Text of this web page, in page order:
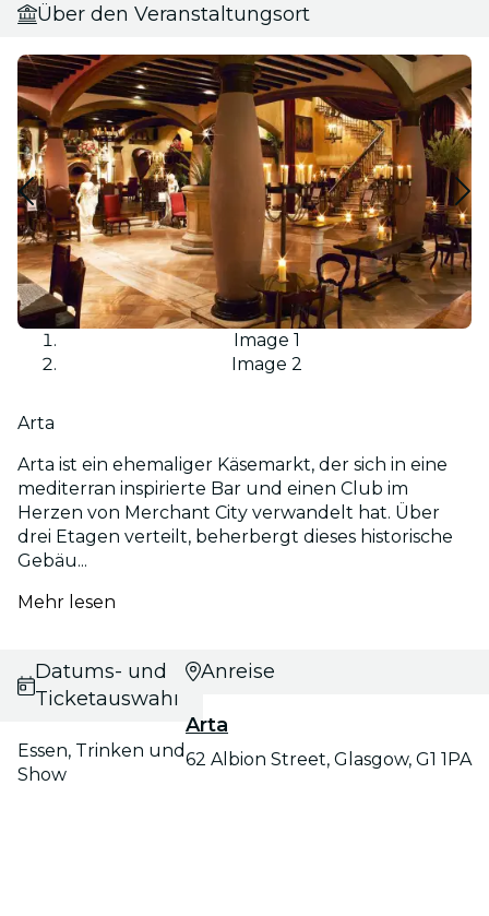
Über den Veranstaltungsort
Image 1
Image 2
Arta
Arta ist ein ehemaliger Käsemarkt, der sich in eine
mediterran inspirierte Bar und einen Club im
Herzen von Merchant City verwandelt hat. Über
drei Etagen verteilt, beherbergt dieses historische
Gebäu...
Mehr lesen
Datums- und
Ticketauswahl
Essen, Trinken und
Show
Anreise
Arta
62 Albion Street, Glasgow, G1 1PA